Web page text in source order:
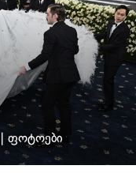
ფოტოები